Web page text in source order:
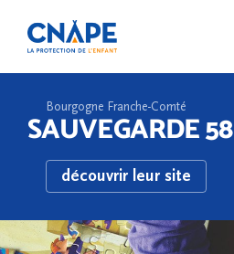
Bourgogne Franche-Comté
SAUVEGARDE 58
découvrir leur site